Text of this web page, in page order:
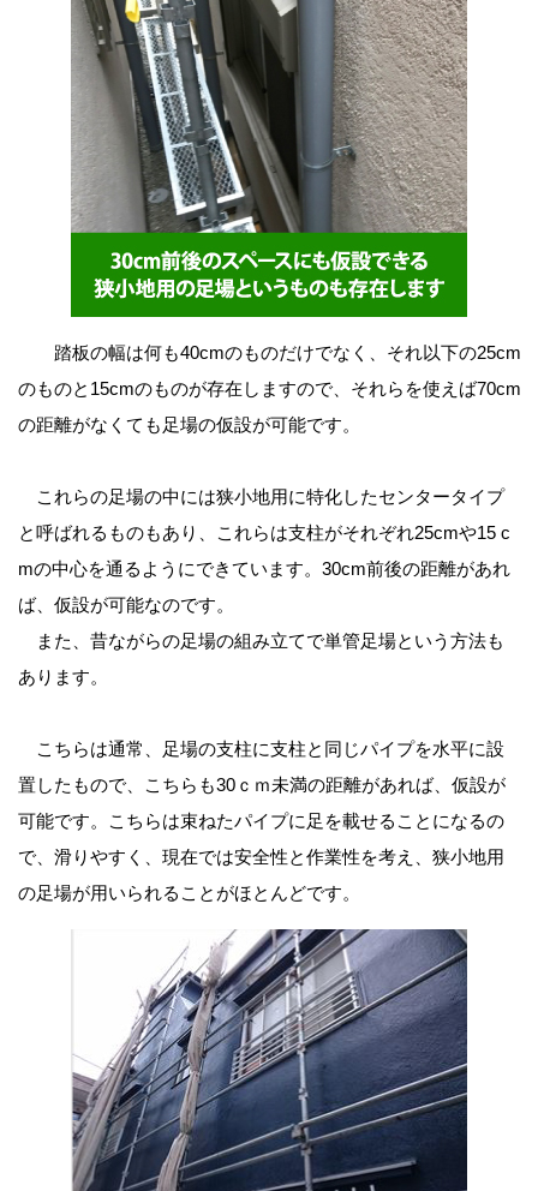
踏板の幅は何も40cmのものだけでなく、それ以下の25cm
のものと15cmのものが存在しますので、それらを使えば70cm
の距離がなくても足場の仮設が可能です。
これらの足場の中には狭小地用に特化したセンタータイプ
と呼ばれるものもあり、これらは支柱がそれぞれ25cmや15 c
mの中心を通るようにできています。30cm前後の距離があれ
ば、仮設が可能なのです。
また、昔ながらの足場の組み立てで単管足場という方法も
あります。
こちらは通常、足場の支柱に支柱と同じパイプを水平に設
置したもので、こちらも30ｃｍ未満の距離があれば、仮設が
可能です。こちらは束ねたパイプに足を載せることになるの
で、滑りやすく、現在では安全性と作業性を考え、狭小地用
の足場が用いられることがほとんどです。